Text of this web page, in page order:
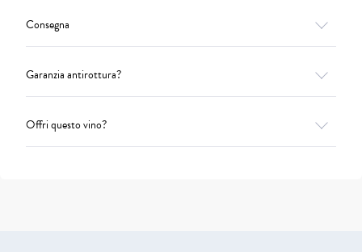
Consegna
Garanzia antirottura?
Offri questo vino?